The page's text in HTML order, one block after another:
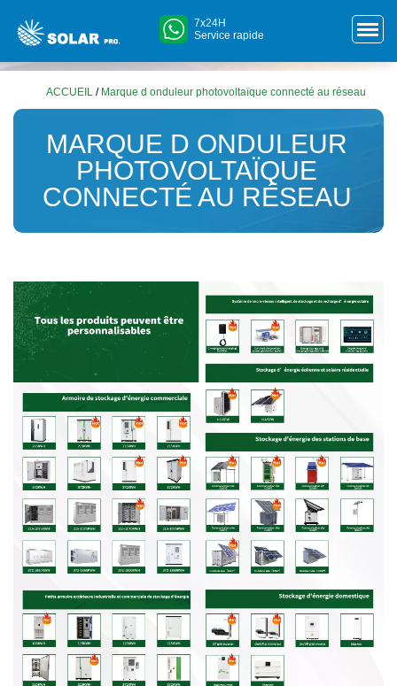
7x24H
Service rapide
ACCUEIL / Marque d onduleur photovoltaïque connecté au réseau
MARQUE D ONDULEUR
PHOTOVOLTAÏQUE
CONNECTÉ AU RÉSEAU